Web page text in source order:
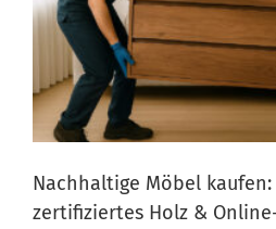
Nachhaltige Möbel
zertifiziertes Holz &